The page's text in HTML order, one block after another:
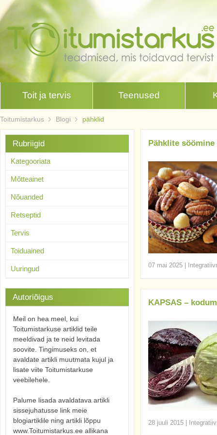
Toit ja tervis Teenused
Toitumistarkus Blogi pähklid
Pähklite
07 mai 2025
KAPSAS –
28 juuli 2015
Rubriigid
Kategooriata
Mõtteainet
Nõuanded
Retseptid
Tervis
Toiduained
Uuringud
Autoriõigus
Meil on hea meel, kui
Toitumistarkuse artiklid teile
meeldivad ja te neid levitada
soovite. Tingimuseks on, et
avaldate artikli muutmata kujul ja
lisate viite Toitumistarkuse
veebilehele.
Palume lisada avaldatava artikli
sissejuhatusse link meie
blogiartiklile ning artikli lõppu
www.Toitumistarkus.ee allikana